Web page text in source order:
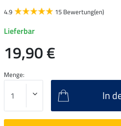
4.9 15 Bewertung(en)
Lieferbar
19,90 €
Menge:
In